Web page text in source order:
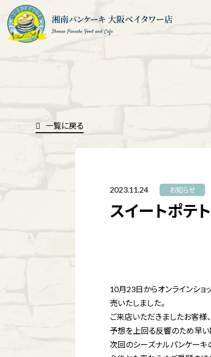
Shonan Pancake Food and Cafe
一覧に戻る
2023.11.24 お知らせ
スイートポテ
10月23日からオンラインショ
売いたしました。
ご来店いただきましたお客様
予想を上回る反響のため早い
次回のシーズナルパンケーキ